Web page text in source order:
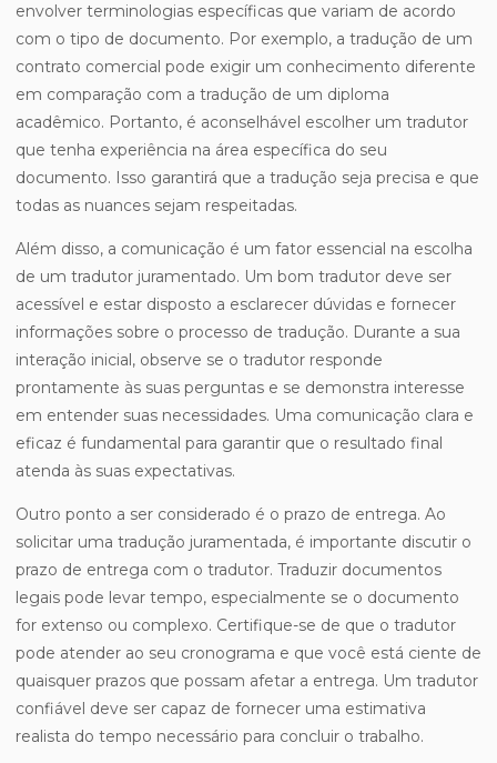
envolver terminologias específicas que variam de acordo
com o tipo de documento. Por exemplo, a tradução de um
contrato comercial pode exigir um conhecimento diferente
em comparação com a tradução de um diploma
acadêmico. Portanto, é aconselhável escolher um tradutor
que tenha experiência na área específica do seu
documento. Isso garantirá que a tradução seja precisa e que
todas as nuances sejam respeitadas.
Além disso, a comunicação é um fator essencial na escolha
de um tradutor juramentado. Um bom tradutor deve ser
acessível e estar disposto a esclarecer dúvidas e fornecer
informações sobre o processo de tradução. Durante a sua
interação inicial, observe se o tradutor responde
prontamente às suas perguntas e se demonstra interesse
em entender suas necessidades. Uma comunicação clara e
eficaz é fundamental para garantir que o resultado final
atenda às suas expectativas.
Outro ponto a ser considerado é o prazo de entrega. Ao
solicitar uma tradução juramentada, é importante discutir o
prazo de entrega com o tradutor. Traduzir documentos
legais pode levar tempo, especialmente se o documento
for extenso ou complexo. Certifique-se de que o tradutor
pode atender ao seu cronograma e que você está ciente de
quaisquer prazos que possam afetar a entrega. Um tradutor
confiável deve ser capaz de fornecer uma estimativa
realista do tempo necessário para concluir o trabalho.